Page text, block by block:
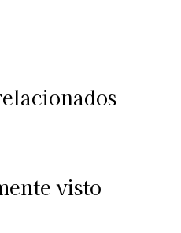
visto